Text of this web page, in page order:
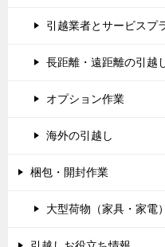
引越業者とサービスプ
長距離・遠距離の引越
オプション作業
海外の引越し
梱包・開封作業
大型荷物（家具・家電）